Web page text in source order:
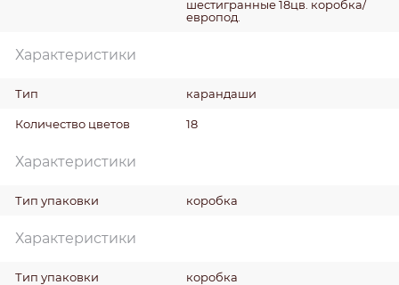
шестигранные 18цв. коробка/
европод.
Характеристики
Тип карандаши
Количество цветов 18
Характеристики
Тип упаковки коробка
Характеристики
Тип упаковки коробка